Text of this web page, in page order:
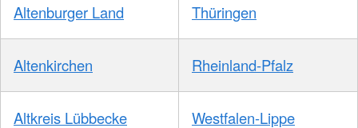
Altenburger Land Thüringen
Altenkirchen Rheinland-Pfalz
Altkreis Lübbecke Westfalen-Lippe